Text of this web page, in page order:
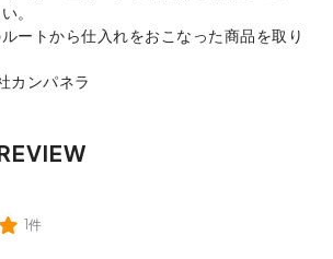
。
ートから仕入れをおこなった商品を取り
カンパネラ
1件